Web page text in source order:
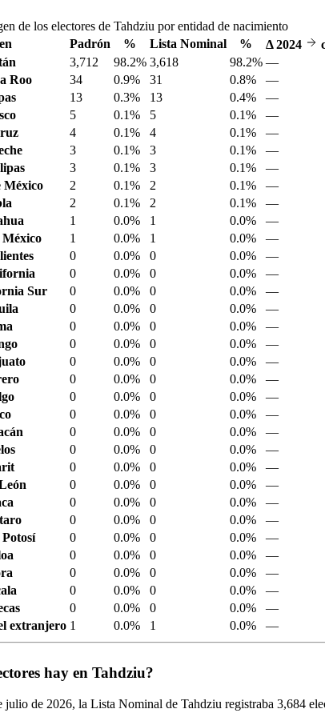
de los electores de Tahdziu por entidad de nacimiento
Padrón % Lista Nominal % Δ2024
3,712 98.2% 3,618 98.2% —
Roo
34 0.9% 31 0.8%
—
13 0.3% 13 0.4%
—
5 0.1% 5 0.1%
—
4 0.1% 4 0.1%
—
3 0.1% 3 0.1%
—
3 0.1% 3 0.1%
—
México
2 0.1% 2 0.1%
—
2 0.1% 2 0.1%
—
1 0.0% 1 0.0%
—
México
1 0.0% 1 0.0%
—
0 0.0% 0 0.0%
—
0 0.0% 0 0.0%
—
Sur
0 0.0% 0 0.0%
—
0 0.0% 0 0.0%
—
0 0.0% 0 0.0%
—
0 0.0% 0 0.0%
—
0 0.0% 0 0.0%
—
0 0.0% 0 0.0%
—
0 0.0% 0 0.0%
—
0 0.0% 0 0.0%
—
0 0.0% 0 0.0%
—
0 0.0% 0 0.0%
—
0 0.0% 0 0.0%
—
0 0.0% 0 0.0%
—
0 0.0% 0 0.0%
—
0 0.0% 0 0.0%
—
0 0.0% 0 0.0%
—
0 0.0% 0 0.0%
—
0 0.0% 0 0.0%
—
0 0.0% 0 0.0%
—
0 0.0% 0 0.0%
—
extranjero 1 0.0% 1 0.0% —
hay en Tahdziu?
julio de 2026, la Lista Nominal de Tahdziu registraba 3,684